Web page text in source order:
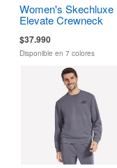
Women's Skechluxe
Elevate Crewneck
$37.990
Disponible en 7 colores